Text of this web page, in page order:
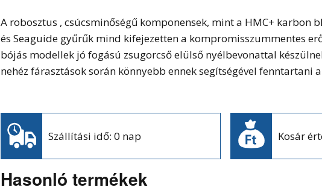
A robosztus , csúcsminőségű komponensek, mint a HMC+ karbon
és Seaguide gyűrűk mind kifejezetten a kompromisszummentes
bójás modellek jó fogású zsugorcső elülső nyélbevonattal
nehéz fárasztások során könnyebb ennek segítségével fenntartani
Szállítási idő: 0 nap Kosár
Hasonló termékek